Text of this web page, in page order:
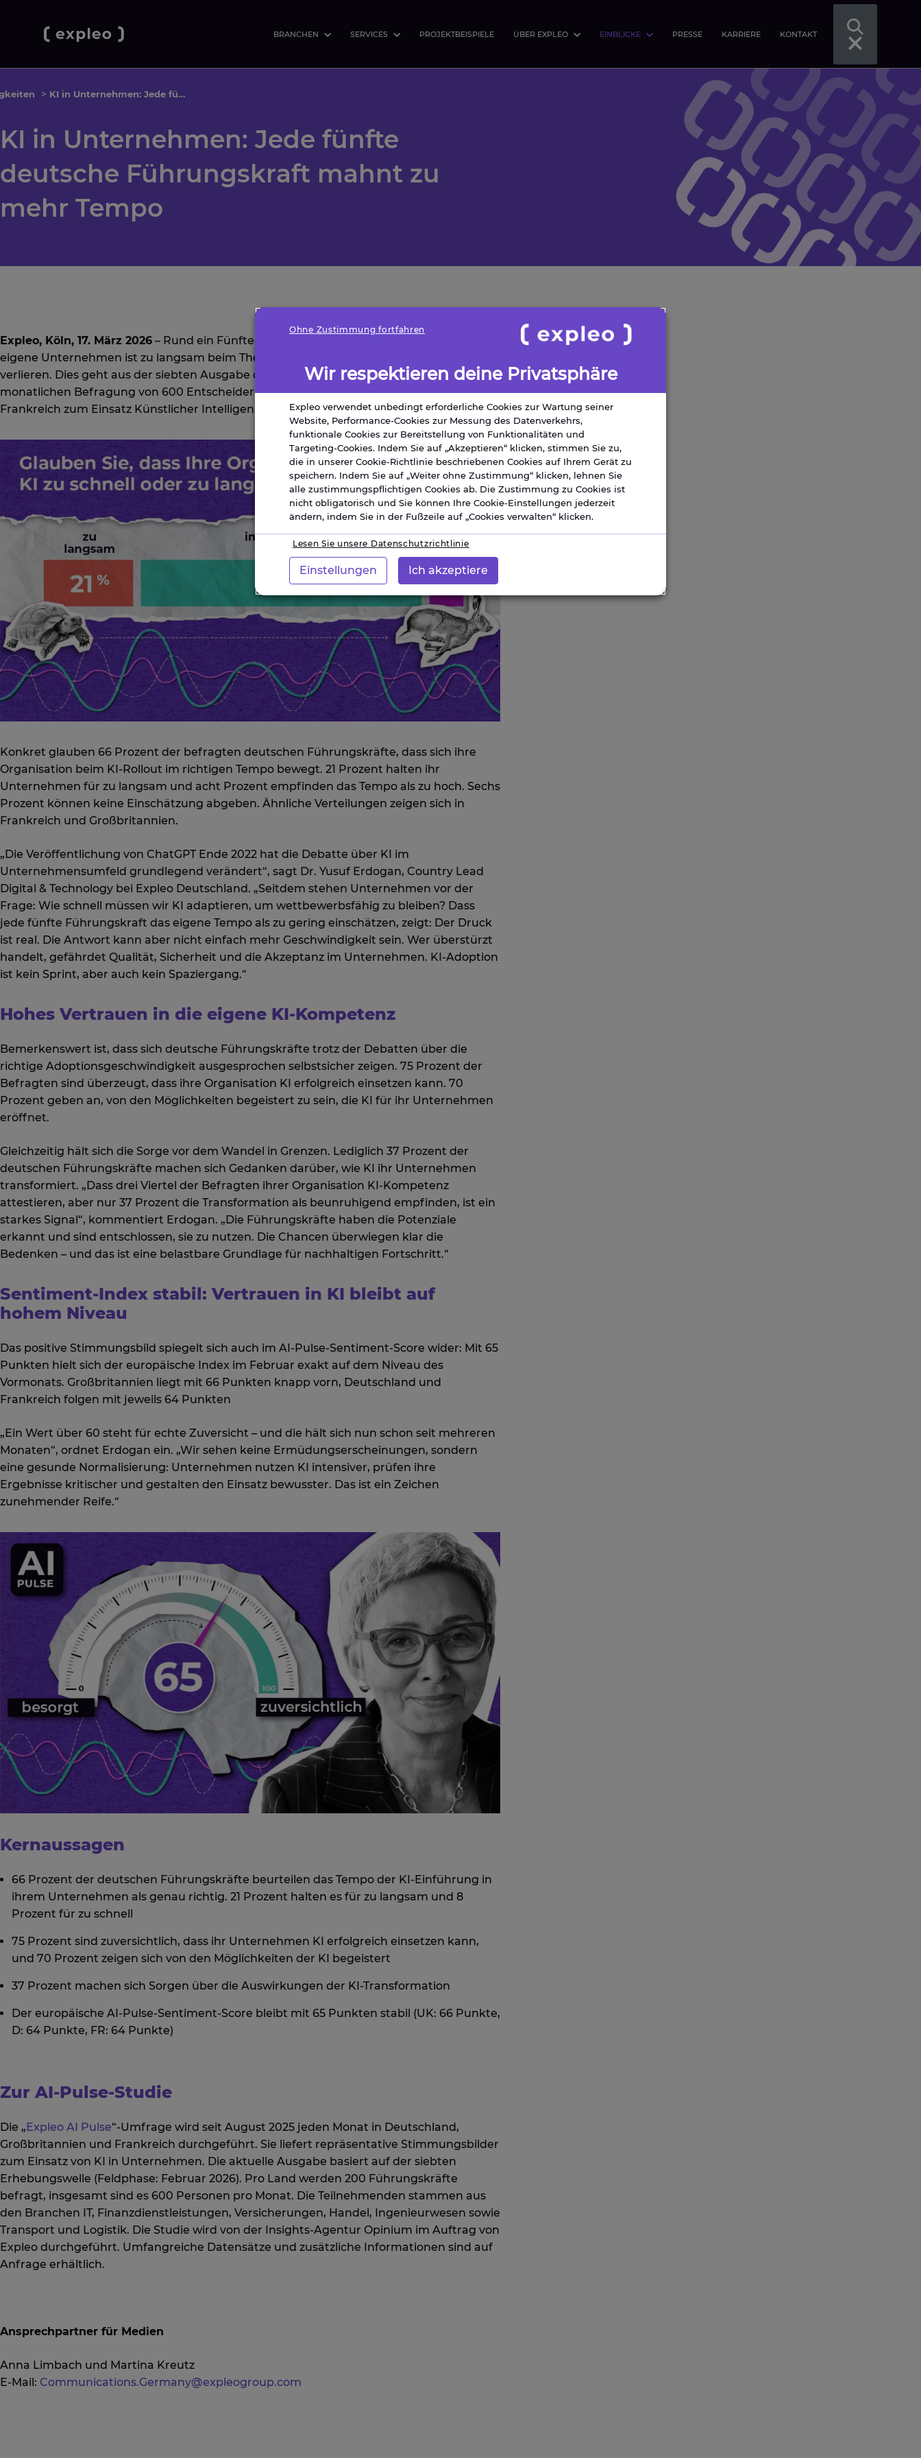
BRANCHEN SERVICES PROJEKTBEISPIELE ÜBER EXPLEO EINBLICKE PRESSE KARRIERE KONTAKT
> KI in Unternehmen: Jede fünfte deutsche Führungskraft mahnt zu mehr Tempo
KI in Unternehmen: Jede fünfte
deutsche Führungskraft mahnt zu
mehr Tempo
Expleo, Köln, 17. März 2026 – Rund ein Fünftel der deutschen Führungskräfte glaubt, das
eigene Unternehmen ist zu langsam beim Thema KI und befürchtet, den Anschluss zu
verlieren. Dies geht aus der siebten Ausgabe des „Expleo AI Pulse“ hervor, einer
monatlichen Befragung von 600 Entscheidern in Deutschland, Großbritannien und
Frankreich zum Einsatz Künstlicher Intelligenz in Unternehmen.
Konkret glauben 66 Prozent der befragten deutschen Führungskräfte, dass sich ihre
Organisation beim KI-Rollout im richtigen Tempo bewegt. 21 Prozent halten ihr
Unternehmen für zu langsam und acht Prozent empfinden das Tempo als zu hoch. Sechs
Prozent können keine Einschätzung abgeben. Ähnliche Verteilungen zeigen sich in
Frankreich und Großbritannien.
„Die Veröffentlichung von ChatGPT Ende 2022 hat die Debatte über KI im
Unternehmensumfeld grundlegend verändert“, sagt Dr. Yusuf Erdogan, Country Lead
Digital & Technology bei Expleo Deutschland. „Seitdem stehen Unternehmen vor der
Frage: Wie schnell müssen wir KI adaptieren, um wettbewerbsfähig zu bleiben? Dass
jede fünfte Führungskraft das eigene Tempo als zu gering einschätzen, zeigt: Der Druck
ist real. Die Antwort kann aber nicht einfach mehr Geschwindigkeit sein. Wer überstürzt
handelt, gefährdet Qualität, Sicherheit und die Akzeptanz im Unternehmen. KI-Adoption
ist kein Sprint, aber auch kein Spaziergang.“
Hohes Vertrauen in die eigene KI-Kompetenz
Bemerkenswert ist, dass sich deutsche Führungskräfte trotz der Debatten über die
richtige Adoptionsgeschwindigkeit ausgesprochen selbstsicher zeigen. 75 Prozent der
Befragten sind überzeugt, dass ihre Organisation KI erfolgreich einsetzen kann. 70
Prozent geben an, von den Möglichkeiten begeistert zu sein, die KI für ihr Unternehmen
eröffnet.
Gleichzeitig hält sich die Sorge vor dem Wandel in Grenzen. Lediglich 37 Prozent der
deutschen Führungskräfte machen sich Gedanken darüber, wie KI ihr Unternehmen
transformiert. „Dass drei Viertel der Befragten ihrer Organisation KI-Kompetenz
attestieren, aber nur 37 Prozent die Transformation als beunruhigend empfinden, ist ein
starkes Signal“, kommentiert Erdogan. „Die Führungskräfte haben die Potenziale
erkannt und sind entschlossen, sie zu nutzen. Die Chancen überwiegen klar die
Bedenken – und das ist eine belastbare Grundlage für nachhaltigen Fortschritt.“
Sentiment-Index stabil: Vertrauen in KI bleibt auf
hohem Niveau
Das positive Stimmungsbild spiegelt sich auch im AI-Pulse-Sentiment-Score wider: Mit 65
Punkten hielt sich der europäische Index im Februar exakt auf dem Niveau des
Vormonats. Großbritannien liegt mit 66 Punkten knapp vorn, Deutschland und
Frankreich folgen mit jeweils 64 Punkten
„Ein Wert über 60 steht für echte Zuversicht – und die hält sich nun schon seit mehreren
Monaten“, ordnet Erdogan ein. „Wir sehen keine Ermüdungserscheinungen, sondern
eine gesunde Normalisierung: Unternehmen nutzen KI intensiver, prüfen ihre
Ergebnisse kritischer und gestalten den Einsatz bewusster. Das ist ein Zeichen
zunehmender Reife.“
Kernaussagen
66 Prozent der deutschen Führungskräfte beurteilen das Tempo der KI-Einführung in
ihrem Unternehmen als genau richtig. 21 Prozent halten es für zu langsam und 8
Prozent für zu schnell
75 Prozent sind zuversichtlich, dass ihr Unternehmen KI erfolgreich einsetzen kann,
und 70 Prozent zeigen sich von den Möglichkeiten der KI begeistert
37 Prozent machen sich Sorgen über die Auswirkungen der KI-Transformation
Der europäische AI-Pulse-Sentiment-Score bleibt mit 65 Punkten stabil (UK: 66 Punkte,
D: 64 Punkte, FR: 64 Punkte)
Zur AI-Pulse-Studie
Die „ Expleo AI Pulse“-Umfrage wird seit August 2025 jeden Monat in Deutschland,
Großbritannien und Frankreich durchgeführt. Sie liefert repräsentative Stimmungsbilder
zum Einsatz von KI in Unternehmen. Die aktuelle Ausgabe basiert auf der siebten
Erhebungswelle (Feldphase: Februar 2026). Pro Land werden 200 Führungskräfte
befragt, insgesamt sind es 600 Personen pro Monat. Die Teilnehmenden stammen aus
den Branchen IT, Finanzdienstleistungen, Versicherungen, Handel, Ingenieurwesen sowie
Transport und Logistik. Die Studie wird von der Insights-Agentur Opinium im Auftrag von
Expleo durchgeführt. Umfangreiche Datensätze und zusätzliche Informationen sind auf
Anfrage erhältlich.
Ansprechpartner für Medien
Anna Limbach und Martina Kreutz
E-Mail: Communications.Germany@expleogroup.com
Wir respektieren deine Privatsphäre
Expleo verwendet unbedingt erforderliche Cookies zur Wartung seiner
Website, Performance-Cookies zur Messung des Datenverkehrs,
funktionale Cookies zur Bereitstellung von Funktionalitäten und
Targeting-Cookies. Indem Sie auf „Akzeptieren“ klicken, stimmen Sie zu,
die in unserer Cookie-Richtlinie beschriebenen Cookies auf Ihrem Gerät zu
speichern. Indem Sie auf „Weiter ohne Zustimmung“ klicken, lehnen Sie
alle zustimmungspflichtigen Cookies ab. Die Zustimmung zu Cookies ist
nicht obligatorisch und Sie können Ihre Cookie-Einstellungen jederzeit
ändern, indem Sie in der Fußzeile auf „Cookies verwalten“ klicken.
Lesen Sie unsere Datenschutzrichtlinie
Einstellungen Ich akzeptiere
Ohne Zustimmung fortfahren